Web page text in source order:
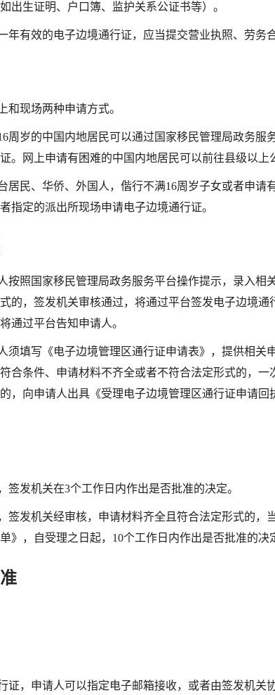
出生证明、户口簿、监护关系公证书等）。
年有效的电子边境通行证，应当提交营业执照、劳务
和现场两种申请方式。
周岁的中国内地居民可以通过国家移民管理局政务服
。网上申请有困难的中国内地居民可以前往县级以上
居民、华侨、外国人，偕行不满16周岁子女或者申请
指定的派出所现场申请电子边境通行证。
按照国家移民管理局政务服务平台操作提示，录入
的，签发机关审核通过，将通过平台签发电子边境
通过平台告知申请人。
须填写《电子边境管理区通行证申请表》，提供相
合条件、申请材料不齐全或者不符合法定形式的，
，向申请人出具《受理电子边境管理区通行证申请
签发机关在3个工作日内作出是否批准的决定。
签发机关经审核，申请材料齐全且符合法定形式的
》，自受理之日起， 10个工作日内作出是否批准的决
证，申请人可以指定电子邮箱接收，或者由签发机关